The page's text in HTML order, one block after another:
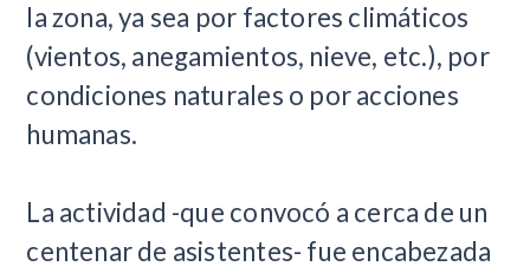
la zona, ya sea por factores climáticos
(vientos, anegamientos, nieve, etc.), por
condiciones naturales o por acciones
humanas.
La actividad -que convocó a cerca de un
centenar de asistentes- fue encabezada